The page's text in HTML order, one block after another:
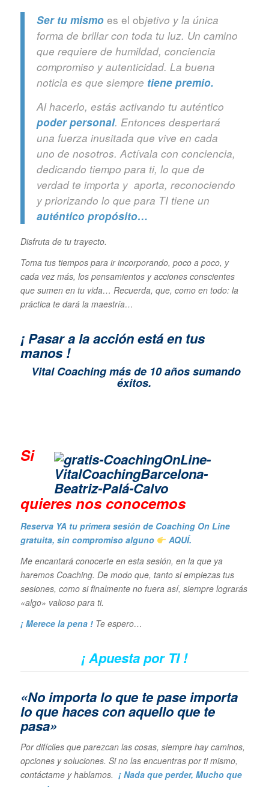
Ser tu mismoes el objetivo y la única
forma de brillar con toda tu luz. Un camino
que requiere de humildad, conciencia
compromiso y autenticidad. La buena
noticia es que siempre tiene premio.
Al hacerlo, estás activando tu auténtico
poder personal. Entonces despertará
una fuerza inusitada que vive en cada
uno de nosotros. Actívala con conciencia,
dedicando tiempo para ti, lo que de
verdad te importa y aporta, reconociendo
y priorizando lo que para TI tiene un
auténtico propósito…
Disfruta de tu trayecto.
Toma tus tiempos para ir incorporando, poco a poco, y
cada vez más, los pensamientos y acciones conscientes
que sumen en tu vida… Recuerda, que, como en todo: la
práctica te dará la maestría…
¡ Pasar a la acción está en tus
manos !
Vital Coaching más de 10 años sumando
éxitos.
Si
quieres nos conocemos
Reserva YA tu primera sesión de Coaching On Line
gratuita, sin compromiso alguno
AQUÍ.
Me encantará conocerte en esta sesión, en la que ya
haremos Coaching. De modo que, tanto si empiezas tus
sesiones, como si finalmente no fuera así, siempre lograrás
«algo» valioso para ti.
¡ Merece la pena ! Te espero…
¡ Apuesta por TI !
«No importa lo que te pase importa
lo que haces con aquello que te
pasa»
Por difíciles que parezcan las cosas, siempre hay caminos,
opciones y soluciones. Si no las encuentras por ti mismo,
contáctame y hablamos. ¡ Nada que perder, Mucho que